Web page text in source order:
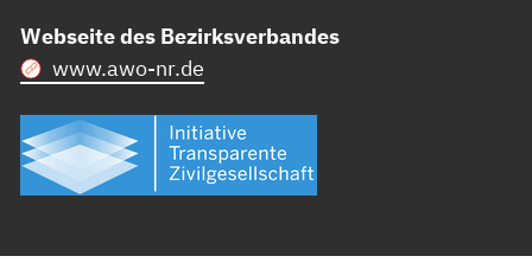
Webseite des Bezirksverbandes
www.awo-nr.de